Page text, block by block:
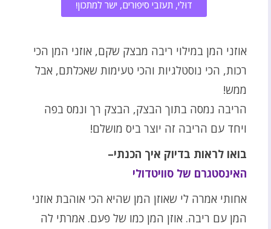
דוּלי, תעזבי סיפורים, ישר למתכון!
אוזני המן במילוי ריבה מבצק שקם, אוזני המן הכי
רכות, הכי נוסטלגיות והכי טעימות שאכלתם, אבל
ממש!
הריבה נמסה בתוך הבצק, הבצק רך ונמס בפה
ויחד עם הריבה זה יוצר ביס מושלם!
בואו לראות בדיוק איך הכנתי–
האינסטגרם של סוויטדולי
אחותי אמרה לי שאוזן המן שהיא הכי אוהבת אוזני
המן עם ריבה. אוזן המן כמו של פעם. אמרתי לה